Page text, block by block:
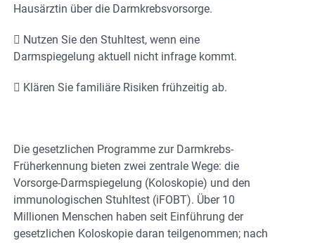
Hausärztin über die Darmkrebsvorsorge.
 Nutzen Sie den Stuhltest, wenn eine
Darmspiegelung aktuell nicht infrage kommt.
 Klären Sie familiäre Risiken frühzeitig ab.
Die gesetzlichen Programme zur Darmkrebs-
Früherkennung bieten zwei zentrale Wege: die
Vorsorge-Darmspiegelung (Koloskopie) und den
immunologischen Stuhltest (iFOBT). Über 10
Millionen Menschen haben seit Einführung der
gesetzlichen Koloskopie daran teilgenommen; nach